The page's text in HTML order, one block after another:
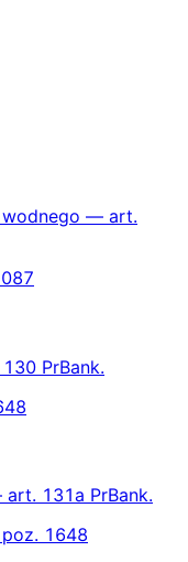
wodnego — art.
PrBank.
131a PrBank.
1648